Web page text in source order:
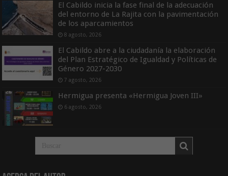
El Cabildo inicia la fase final de la adecuación
del entorno de La Rajita con la pavimentación
de los aparcamientos
8 agosto, 2026
El Cabildo abre a la ciudadanía la elaboración
del Plan Estratégico de Igualdad y Políticas de
Género 2027-2030
7 agosto, 2026
Hermigua presenta «Hermigua Joven III»
6 agosto, 2026